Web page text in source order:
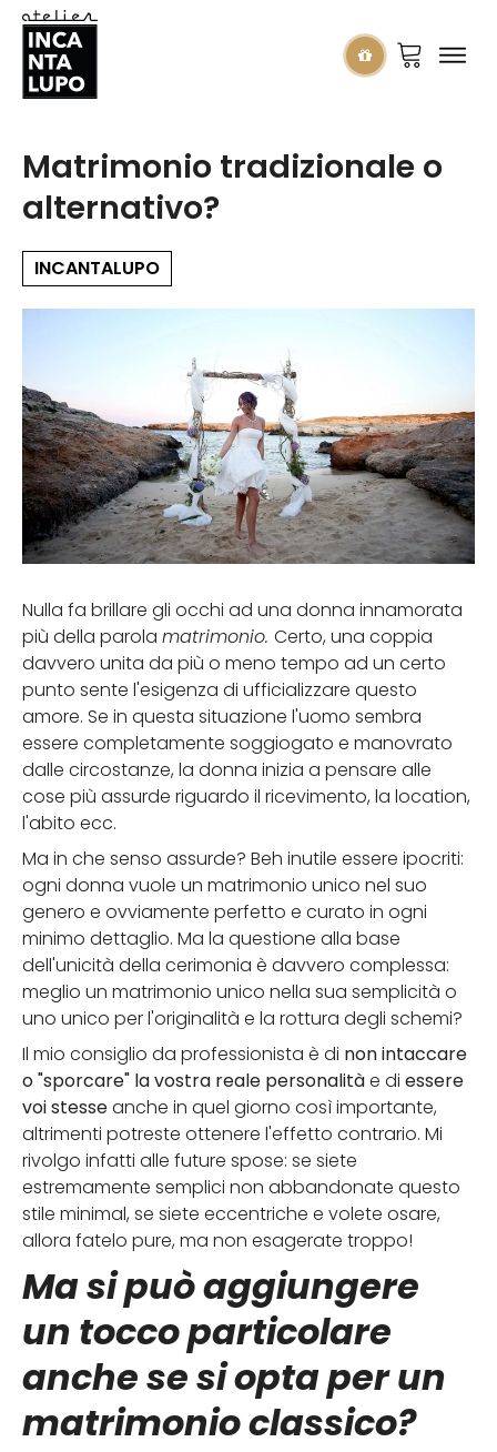
Matrimonio tradizionale o
alternativo?
INCANTALUPO
Nulla fa brillare gli occhi ad una donna innamorata
più della parola matrimonio. Certo, una coppia
davvero unita da più o meno tempo ad un certo
punto sente l'esigenza di ufficializzare questo
amore. Se in questa situazione l'uomo sembra
essere completamente soggiogato e manovrato
dalle circostanze, la donna inizia a pensare alle
cose più assurde riguardo il ricevimento, la location,
l'abito ecc.
Ma in che senso assurde? Beh inutile essere ipocriti:
ogni donna vuole un matrimonio unico nel suo
genero e ovviamente perfetto e curato in ogni
minimo dettaglio. Ma la questione alla base
dell'unicità della cerimonia è davvero complessa:
meglio un matrimonio unico nella sua semplicità o
uno unico per l'originalità e la rottura degli schemi?
Il mio consiglio da professionista è di non intaccare
o "sporcare" la vostra reale personalitàe di essere
voi stesseanche in quel giorno così importante,
altrimenti potreste ottenere l'effetto contrario. Mi
rivolgo infatti alle future spose: se siete
estremamente semplici non abbandonate questo
stile minimal, se siete eccentriche e volete osare,
allora fatelo pure, ma non esagerate troppo!
Ma si può aggiungere
un tocco particolare
anche se si opta per un
matrimonio classico?